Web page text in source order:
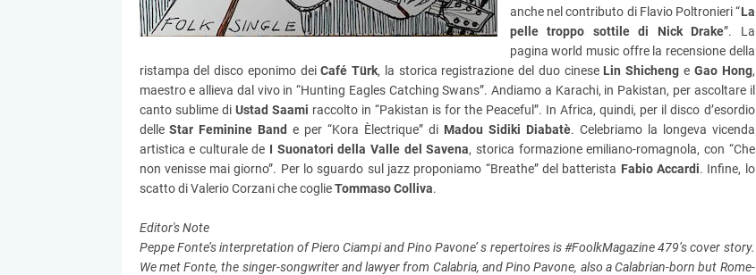
anche nel contributo di Flavio Poltronieri “La
pelle troppo sottile di Nick Drake”. La
pagina world music offre la recensione della
ristampa del disco eponimo deiCafé Türk, la storica registrazione del duo cinese Lin Shicheng e Gao Hong,
maestro e allieva dal vivo in “Hunting Eagles Catching Swans”. Andiamo a Karachi, in Pakistan, per ascoltare il
canto sublime di Ustad Saami raccolto in “Pakistan is for the Peaceful”. In Africa, quindi, per il disco d’esordio
delleStar Feminine Bande per “Kora Èlectrique” di Madou Sidiki Diabatè. Celebriamo la longeva vicenda
artistica e culturale de I Suonatori della Valle del Savena, storica formazione emiliano-romagnola, con “Che
non venisse mai giorno”. Per lo sguardo sul jazz proponiamo “Breathe” del batterista Fabio Accardi. Infine, lo
scatto di Valerio Corzani che coglieTommaso Colliva.
Editor's Note
Peppe Fonte’s interpretation of Piero Ciampi and Pino Pavone’ s repertoires is #FoolkMagazine 479’s cover story.
We met Fonte, the singer-songwriter and lawyer from Calabria, and Pino Pavone, also a Calabrian-born but Rome-